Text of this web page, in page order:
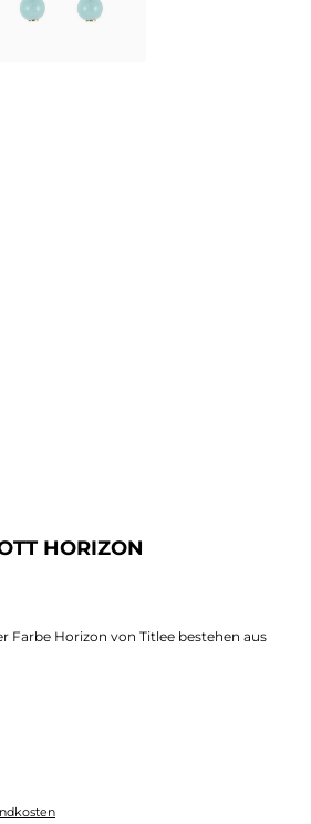
HORIZON
Farbe Horizon von Titlee bestehen aus